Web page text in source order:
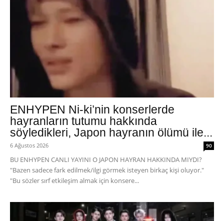
ENHYPEN Ni-ki’nin konserlerde
hayranların tutumu hakkında
söyledikleri, Japon hayranın ölümü ile...
6 Ağustos 2026 90
BU ENHYPEN CANLI YAYINI O JAPON HAYRAN HAKKINDA MIYDI?
"Bazen sadece fark edilmek/ilgi görmek isteyen birkaç kişi oluyor."
"Bu sözler sırf etkileşim almak için konsere...